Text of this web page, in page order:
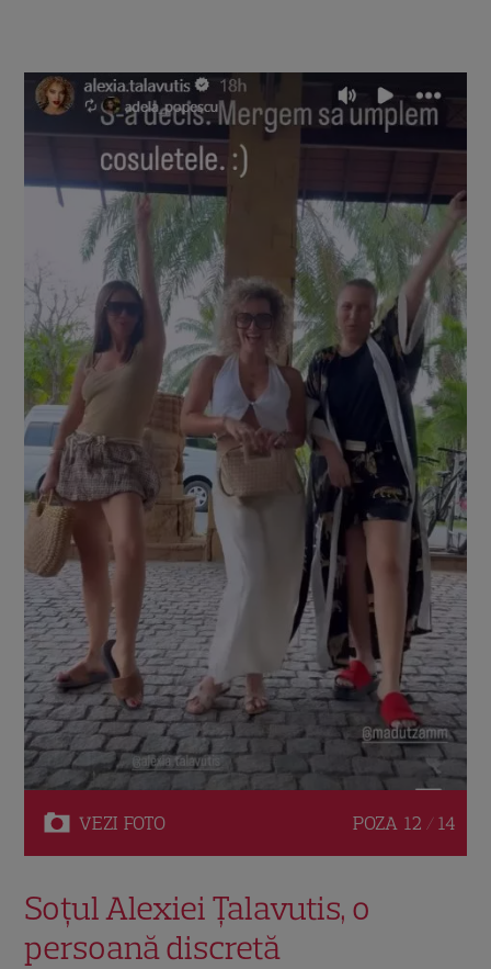
VEZI FOTO POZA 12 / 14
Soțul Alexiei Țalavutis, o
persoană discretă